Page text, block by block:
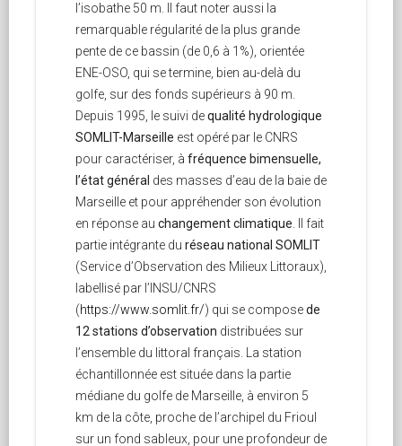
l’isobathe 50 m. Il faut noter aussi la
remarquable régularité de la plus grande
pente de ce bassin (de 0,6 à 1%), orientée
ENE-OSO, qui se termine, bien au-delà du
golfe, sur des fonds supérieurs à 90 m.
Depuis 1995, le suivi dequalité hydrologique
SOMLIT-Marseille est opéré par le CNRS
pour caractériser, à fréquence bimensuelle,
l’état général des masses d’eau de la baie de
Marseille et pour appréhender son évolution
en réponse au changement climatique . Il fait
partie intégrante du réseau national SOMLIT
(Service d’Observation des Milieux Littoraux),
labellisé par l’INSU/CNRS
(https://www.somlit.fr/) qui se composede
12 stations d’observation distribuées sur
l’ensemble du littoral français. La station
échantillonnée est située dans la partie
médiane du golfe de Marseille, à environ 5
km de la côte, proche de l’archipel du Frioul
sur un fond sableux, pour une profondeur de